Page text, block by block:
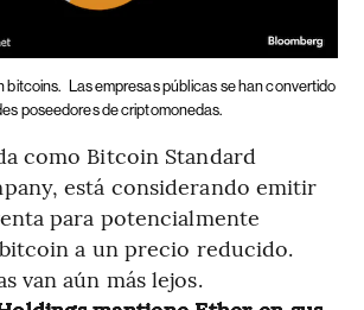
bitcoins.
Las empresas públicas se han convertido
poseedores de criptomonedas.
como Bitcoin Standard
está considerando emitir
para potencialmente
a un precio reducido.
van aún más lejos.